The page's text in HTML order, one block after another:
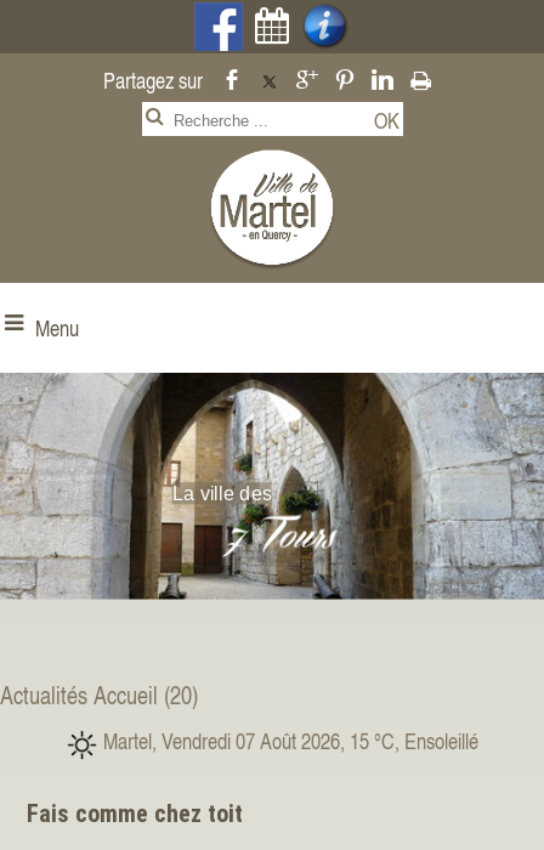
Menu
La ville des
Actualités Accueil (20)
Martel, Vendredi 07 Août 2026, 15 °C, Ensoleillé
Fais comme chez toit